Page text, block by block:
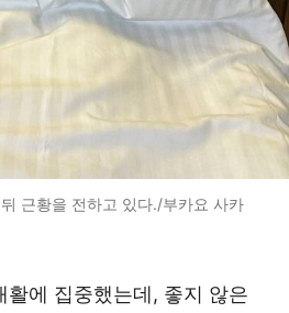
근황을 전하고 있다./부카요 사카
활에 집중했는데, 좋지 않은